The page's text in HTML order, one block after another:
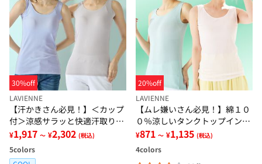
30%off
LAVIENNE
【汗かきさん必見！】＜カップ
付＞涼感サラッと快適汗取りタ
ンクトップインナー＜さらりラ
ボ＞
¥1,917 ～ ¥2,302 (税込)
5colors
20%off
LAVIENNE
【ムレ嫌いさん必見！】綿１０
０％涼しいタンクトップインナ
ー＜さらりラボ＞
¥871 ～ ¥1,135 (税込)
4colors